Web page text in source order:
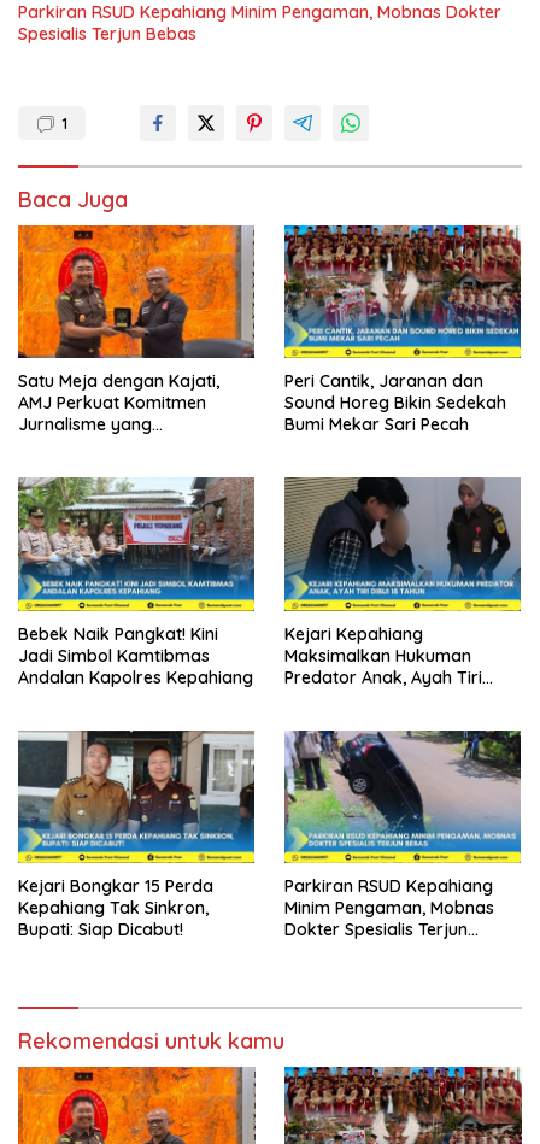
Parkiran RSUD Kepahiang Minim Pengaman, Mobnas Dokter
Spesialis Terjun Bebas
1
Baca Juga
Satu Meja dengan Kajati,
AMJ Perkuat Komitmen
Jurnalisme yang
Peri Cantik, Jaranan dan
Sound Horeg Bikin Sedekah
Bumi Mekar Sari Pecah
Bebek Naik Pangkat! Kini
Jadi Simbol Kamtibmas
Andalan Kapolres Kepahiang
Kejari Kepahiang
Maksimalkan Hukuman
Predator Anak, Ayah Tiri
Kejari Bongkar 15 Perda
Kepahiang Tak Sinkron,
Bupati: Siap Dicabut!
Parkiran RSUD Kepahiang
Minim Pengaman, Mobnas
Dokter Spesialis Terjun
Rekomendasi untuk kamu